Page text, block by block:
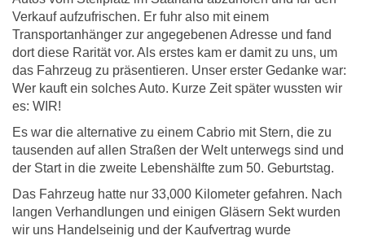
Verkauf aufzufrischen. Er fuhr also mit einem
Transportanhänger zur angegebenen Adresse und fand
dort diese Rarität vor. Als erstes kam er damit zu uns, um
das Fahrzeug zu präsentieren. Unser erster Gedanke war:
Wer kauft ein solches Auto. Kurze Zeit später wussten wir
es: WIR!
Es war die alternative zu einem Cabrio mit Stern, die zu
tausenden auf allen Straßen der Welt unterwegs sind und
der Start in die zweite Lebenshälfte zum 50. Geburtstag.
Das Fahrzeug hatte nur 33,000 Kilometer gefahren. Nach
langen Verhandlungen und einigen Gläsern Sekt wurden
wir uns Handelseinig und der Kaufvertrag wurde